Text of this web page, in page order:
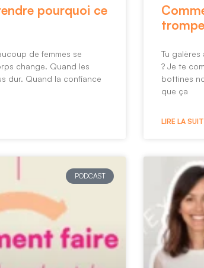
pourquoi ce
de femmes se
change. Quand les
dur. Quand la confiance
Tu
? Je te
bottines
que ça
LIRE LA
PODCAST